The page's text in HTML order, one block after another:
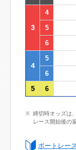
3
4
5
6
4
5
6
5 6
締切時オッズは
レース開始後の
ボートレー